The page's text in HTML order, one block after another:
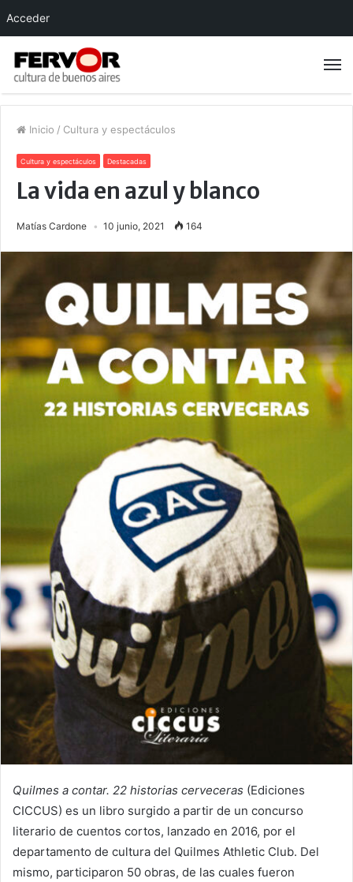
Inicio / Cultura y espectáculos
Cultura y espectáculos Destacadas
La vida en azul y blanco
Matías Cardone 10 junio, 2021 164
Quilmes a contar. 22 historias cerveceras (Ediciones
CICCUS) es un libro surgido a partir de un concurso
literario de cuentos cortos, lanzado en 2016, por el
departamento de cultura del Quilmes Athletic Club. Del
mismo, participaron 50 obras, de las cuales fueron
Acceder